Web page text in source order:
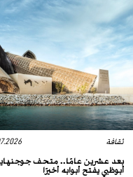
ثقافة
بعد عشرين عامًا.. متحف
أبوظبي يفتح أبوابه أخيرًا